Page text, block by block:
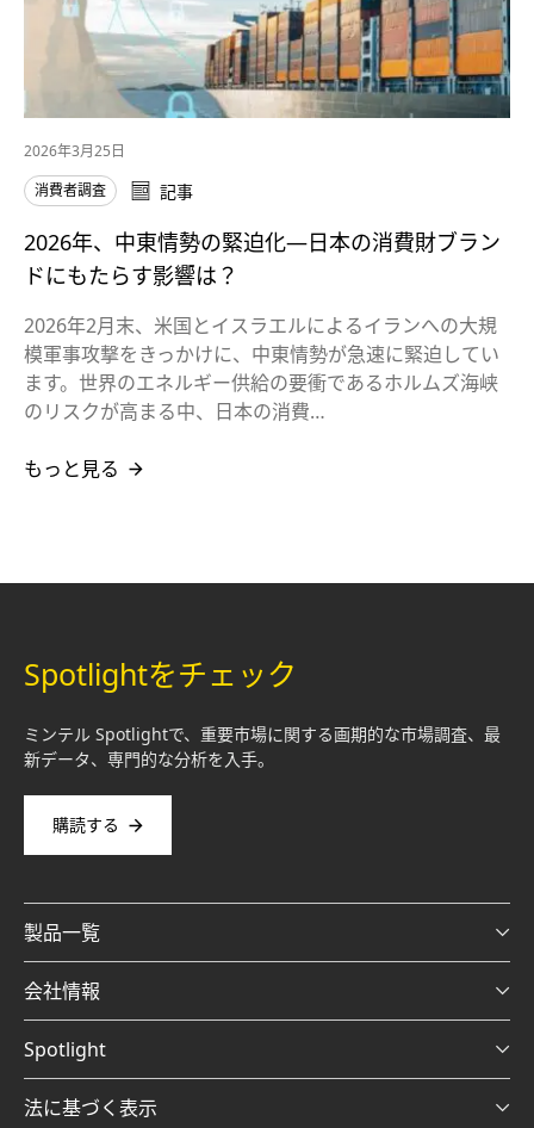
2026年3月25日
消費者調査
記事
2026年、中東情勢の緊迫化—日本の消費財ブラン
ドにもたらす影響は？
2026年2月末、米国とイスラエルによるイランへの大規
模軍事攻撃をきっかけに、中東情勢が急速に緊迫してい
ます。世界のエネルギー供給の要衝であるホルムズ海峡
のリスクが高まる中、日本の消費…
もっと見る
Spotlightをチェック
ミンテル Spotlightで、重要市場に関する画期的な市場調査、最
新データ、専門的な分析を入手。
購読する
製品一覧
会社情報
Spotlight
法に基づく表示